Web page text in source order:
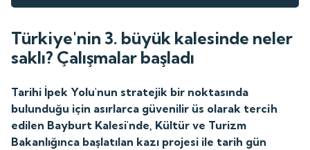
Türkiye'nin 3. büyük kalesinde neler
saklı? Çalışmalar başladı
Tarihi İpek Yolu'nun stratejik bir noktasında
bulunduğu için asırlarca güvenilir üs olarak tercih
edilen Bayburt Kalesi'nde, Kültür ve Turizm
Bakanlığınca başlatılan kazı projesi ile tarih gün